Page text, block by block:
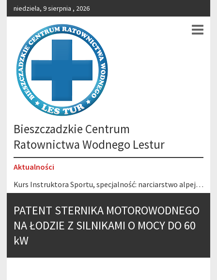
niedziela, 9 sierpnia , 2026
Bieszczadzkie Centrum
Ratownictwa Wodnego Lestur
Aktualności
Kurs Instruktora Sportu, specjalność: narciarstwo alpejskie 6-22.02.2026 r. Stacja Narciarska Gromadzyń – Ustrzyki Dolne
Wesołych Świąt Wielkanocnych!
Wesołych Świąt!
PATENT STERNIKA MOTOROWODNEGO
NA ŁODZIE Z SILNIKAMI O MOCY DO 60
kW